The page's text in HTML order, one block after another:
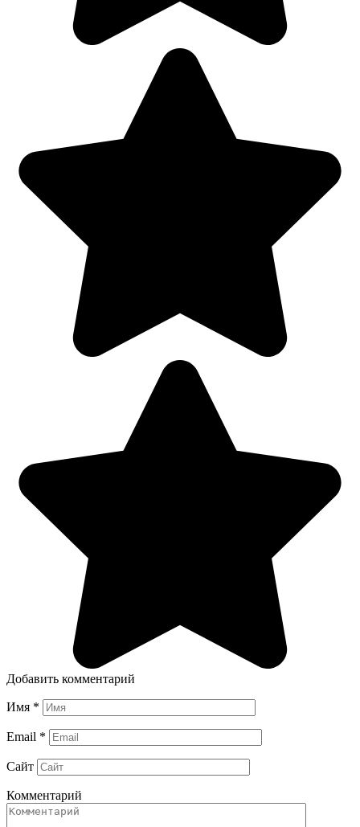
Добавить комментарий
Имя *
Email *
Сайт
Комментарий